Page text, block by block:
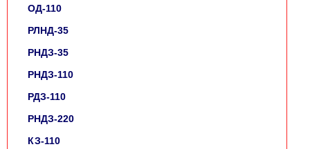
ОД-110
РЛНД-35
РНДЗ-35
РНДЗ-110
РДЗ-110
РНДЗ-220
КЗ-110